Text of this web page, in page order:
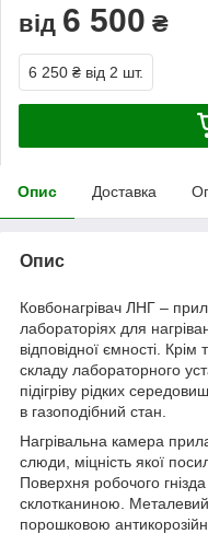
від 6 500 ₴
6 250 ₴ від 2 шт.
Опис Доставка
Опис
Ковбонагрівач ЛНГ –
лабораторіях для
відповідної ємності.
складу лабораторного
підігріву рідких
в газоподібний стан.
Нагрівальна камера
слюди, міцність якої
Поверхня робочого
склотканиною. Металевий
порошковою